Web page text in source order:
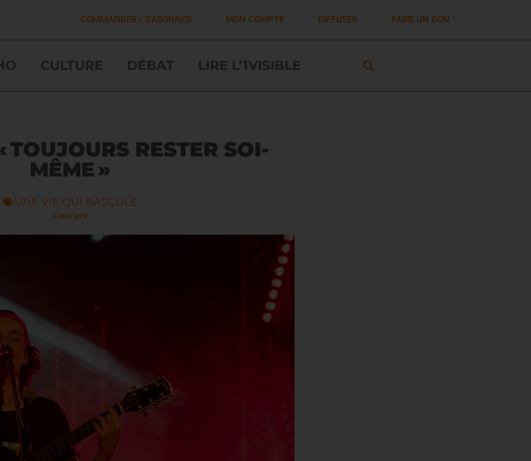
COMMANDER / S'ABONNER MON COMPTE DIFFUSER FAIRE UN DON
CULTURE DÉBAT LIRE L’1VISIBLE
TOUJOURS RESTER SOI-
MÊME »
UNE VIE QUI BASCULE
5 MAI 2017